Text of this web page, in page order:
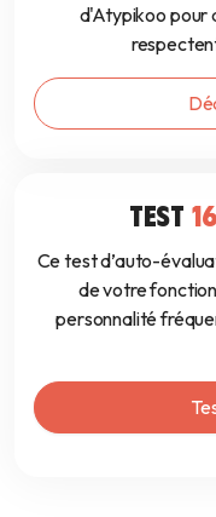
d'Atypikoo pour
TEST
Ce test d’auto-
de votre
personnalité